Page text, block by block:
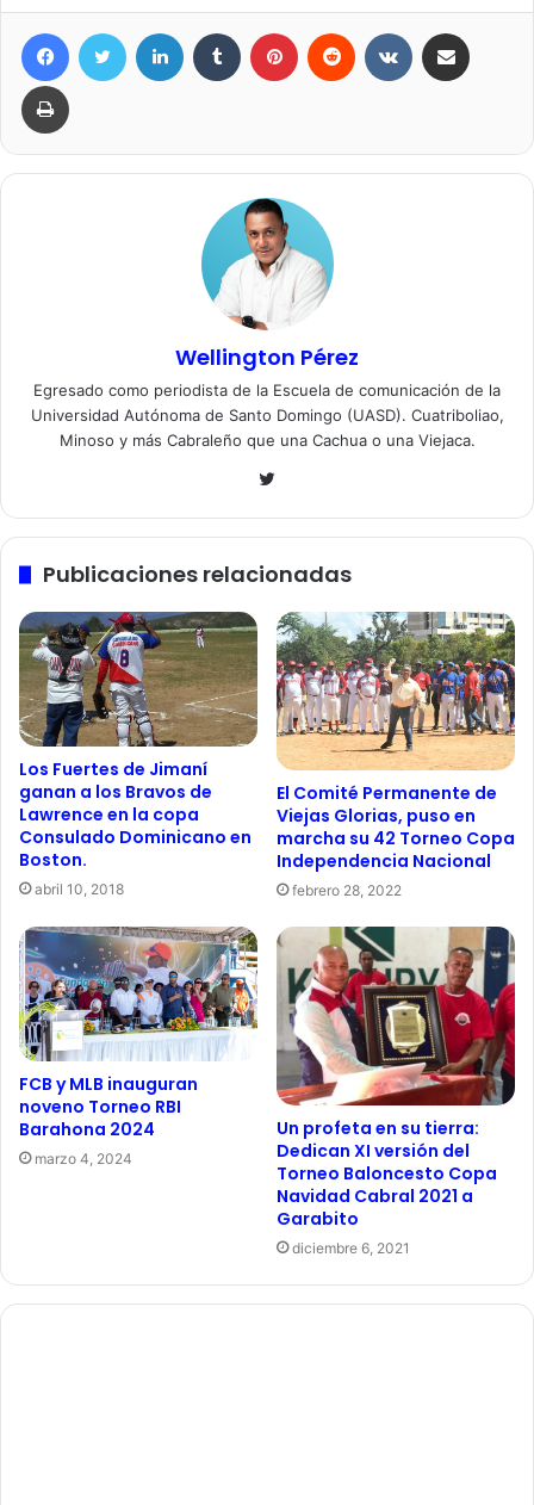
FacebookTwitter LinkedIn Tumblr Pinterest Reddit VKontakte
Imprimir
Wellington Pérez
Egresado como periodista de la Escuela de comunicación de la
Universidad Autónoma de Santo Domingo (UASD). Cuatriboliao,
Minoso y más Cabraleño que una Cachua o una Viejaca.
Twitter
Publicaciones relacionadas
Los Fuertes de Jimaní
ganan a los Bravos de
Lawrence en la copa
Consulado Dominicano en
Boston.
abril 10, 2018
El Comité Permanente de
Viejas Glorias, puso en
marcha su 42 Torneo Copa
Independencia Nacional
febrero 28, 2022
FCB y MLB inauguran
noveno Torneo RBI
Barahona 2024
marzo 4, 2024
Un profeta en su tierra:
Dedican XI versión del
Torneo Baloncesto Copa
Navidad Cabral 2021 a
Garabito
diciembre 6, 2021